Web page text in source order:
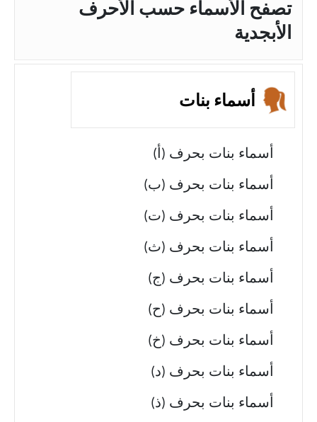
تصفح الأسماء حسب الأحرف
الأبجدية
أسماء بنات
أسماء بنات بحرف (أ)
أسماء بنات بحرف (ب)
أسماء بنات بحرف (ت)
أسماء بنات بحرف (ث)
أسماء بنات بحرف (ج)
أسماء بنات بحرف (ح)
أسماء بنات بحرف (خ)
أسماء بنات بحرف (د)
أسماء بنات بحرف (ذ)